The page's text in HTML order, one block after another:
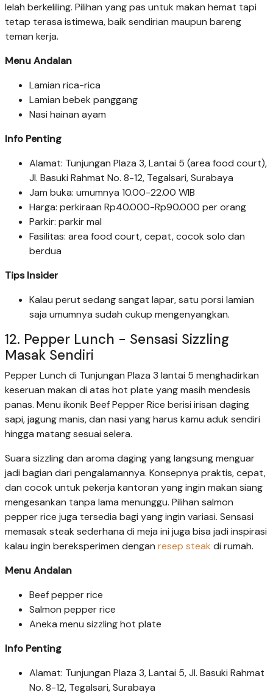
lelah berkeliling. Pilihan yang pas untuk makan hemat tapi
tetap terasa istimewa, baik sendirian maupun bareng
teman kerja.
Menu Andalan
Lamian rica-rica
Lamian bebek panggang
Nasi hainan ayam
Info Penting
Alamat: Tunjungan Plaza 3, Lantai 5 (area food court),
Jl. Basuki Rahmat No. 8-12, Tegalsari, Surabaya
Jam buka: umumnya 10.00-22.00 WIB
Harga: perkiraan Rp40.000-Rp90.000 per orang
Parkir: parkir mal
Fasilitas: area food court, cepat, cocok solo dan
berdua
Tips Insider
Kalau perut sedang sangat lapar, satu porsi lamian
saja umumnya sudah cukup mengenyangkan.
12. Pepper Lunch - Sensasi Sizzling
Masak Sendiri
Pepper Lunch di Tunjungan Plaza 3 lantai 5 menghadirkan
keseruan makan di atas hot plate yang masih mendesis
panas. Menu ikonik Beef Pepper Rice berisi irisan daging
sapi, jagung manis, dan nasi yang harus kamu aduk sendiri
hingga matang sesuai selera.
Suara sizzling dan aroma daging yang langsung menguar
jadi bagian dari pengalamannya. Konsepnya praktis, cepat,
dan cocok untuk pekerja kantoran yang ingin makan siang
mengesankan tanpa lama menunggu. Pilihan salmon
pepper rice juga tersedia bagi yang ingin variasi. Sensasi
memasak steak sederhana di meja ini juga bisa jadi inspirasi
kalau ingin bereksperimen dengan resep steak di rumah.
Menu Andalan
Beef pepper rice
Salmon pepper rice
Aneka menu sizzling hot plate
Info Penting
Alamat: Tunjungan Plaza 3, Lantai 5, Jl. Basuki Rahmat
No. 8-12, Tegalsari, Surabaya